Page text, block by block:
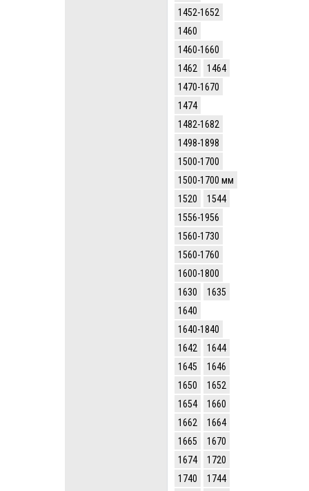
1452-1652
1460
1460-1660
1462
1464
1470-1670
1474
1482-1682
1498-1898
1500-1700
1500-1700 мм
1520
1544
1556-1956
1560-1730
1560-1760
1600-1800
1630
1635
1640
1640-1840
1642
1644
1645
1646
1650
1652
1654
1660
1662
1664
1665
1670
1674
1720
1740
1744